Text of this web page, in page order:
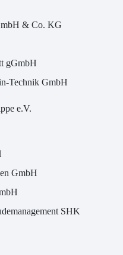
& Co. KG
gGmbH
Technik GmbH
e.V.
GmbH
SHK